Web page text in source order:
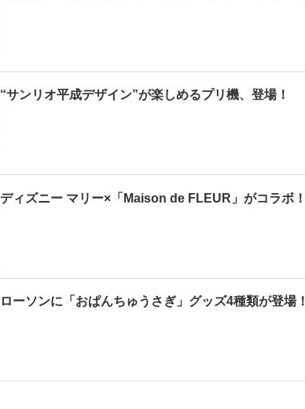
“サンリオ平成デザイン”が楽しめるプリ機、登場！
ディズニー マリー×「Maison de FLEUR」がコラボ！
ローソンに「おぱんちゅうさぎ」グッズ4種類が登場！